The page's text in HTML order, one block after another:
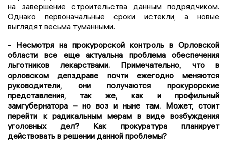
на завершение строительства данным подрядчиком.
Однако первоначальные сроки истекли, а новые
выглядят весьма туманными.
- Несмотря на прокурорской контроль в Орловской
области все еще актуальна проблема обеспечения
льготников лекарствами. Примечательно, что в
орловском депздраве почти ежегодно меняются
руководители, они получаются прокурорские
представления, так же, как и профильный
замгубернатора – но воз и ныне там. Может, стоит
перейти к радикальным мерам в виде возбуждения
уголовных дел? Как прокуратура планирует
действовать в решении данной проблемы?